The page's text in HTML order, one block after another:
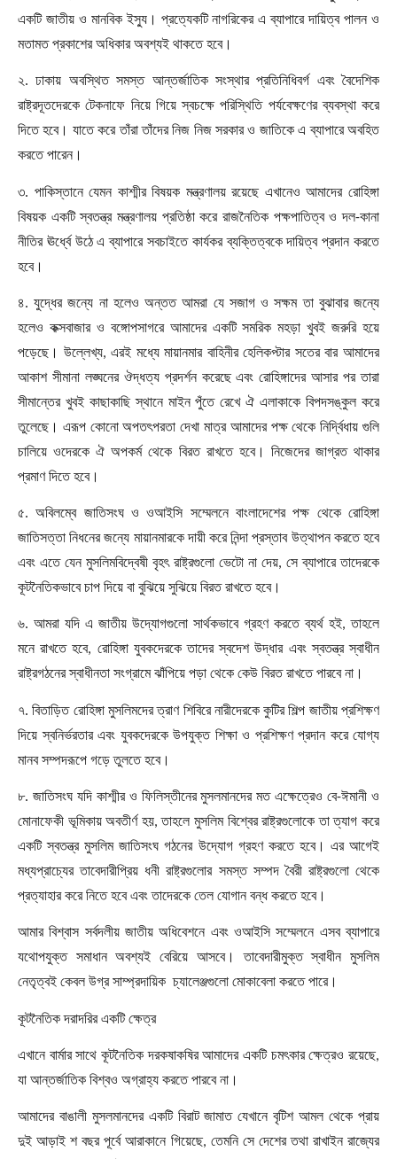
একটি জাতীয় ও মানবিক ইস্যু। প্রত্যেকটি নাগরিকের এ ব্যাপারে দায়িত্ব পালন ও
মতামত প্রকাশের অধিকার অবশ্যই থাকতে হবে।
২. ঢাকায় অবস্থিত সমস্ত আন্তর্জাতিক সংস্থার প্রতিনিধিবর্গ এবং বৈদেশিক
রাষ্ট্রদূতদেরকে টেকনাফে নিয়ে গিয়ে স্বচক্ষে পরিস্থিতি পর্যবেক্ষণের ব্যবস্থা করে
দিতে হবে। যাতে করে তাঁরা তাঁদের নিজ নিজ সরকার ও জাতিকে এ ব্যাপারে অবহিত
করতে পারেন।
৩. পাকিস্তানে যেমন কাশ্মীর বিষয়ক মন্ত্রণালয় রয়েছে এখানেও আমাদের রোহিঙ্গা
বিষয়ক একটি স্বতন্ত্র মন্ত্রণালয় প্রতিষ্ঠা করে রাজনৈতিক পক্ষপাতিত্ব ও দল-কানা
নীতির ঊর্ধ্বে উঠে এ ব্যাপারে সবচাইতে কার্যকর ব্যক্তিত্বকে দায়িত্ব প্রদান করতে
হবে।
৪. যুদ্ধের জন্যে না হলেও অন্তত আমরা যে সজাগ ও সক্ষম তা বুঝাবার জন্যে
হলেও কক্সবাজার ও বঙ্গোপসাগরে আমাদের একটি সমরিক মহড়া খুবই জরুরি হয়ে
পড়েছে। উল্লেখ্য,এরই মধ্যে মায়ানমার বাহিনীর হেলিকপ্টার সতের বার আমাদের
আকাশ সীমানা লঙ্ঘনের ঔদ্ধত্য প্রদর্শন করেছে এবং রোহিঙ্গাদের আসার পর তারা
সীমান্তের খুবই কাছাকাছি স্থানে মাইন পুঁতে রেখে ঐ এলাকাকে বিপদসঙ্কুল করে
তুলেছে। এরূপ কোনো অপতৎপরতা দেখা মাত্র আমাদের পক্ষ থেকে নির্দ্বিধায় গুলি
চালিয়ে ওদেরকে ঐ অপকর্ম থেকে বিরত রাখতে হবে। নিজেদের জাগ্রত থাকার
প্রমাণ দিতে হবে।
৫. অবিলম্বে জাতিসংঘ ও ওআইসি সম্মেলনে বাংলাদেশের পক্ষ থেকে রোহিঙ্গা
জাতিসত্তা নিধনের জন্যে মায়ানমারকে দায়ী করে নিন্দা প্রস্তাব উত্থাপন করতে হবে
এবং এতে যেন মুসলিমবিদ্বেষী বৃহৎ রাষ্ট্রগুলো ভেটো না দেয়, সে ব্যাপারে তাদেরকে
কূটনৈতিকভাবে চাপ দিয়ে বা বুঝিয়ে সুঝিয়ে বিরত রাখতে হবে।
৬. আমরা যদি এ জাতীয় উদ্যোগগুলো সার্থকভাবে গ্রহণ করতে ব্যর্থ হই,তাহলে
মনে রাখতে হবে, রোহিঙ্গা যুবকদেরকে তাদের স্বদেশ উদ্ধার এবং স্বতন্ত্র স্বাধীন
রাষ্ট্রগঠনের স্বাধীনতা সংগ্রামে ঝাঁপিয়ে পড়া থেকে কেউ বিরত রাখতে পারবে না।
৭. বিতাড়িত রোহিঙ্গা মুসলিমদের ত্রাণ শিবিরে নারীদেরকে কুটির শিল্প জাতীয় প্রশিক্ষণ
দিয়ে স্বনির্ভরতার এবং যুবকদেরকে উপযুক্ত শিক্ষা ও প্রশিক্ষণ প্রদান করে যোগ্য
মানব সম্পদরূপে গড়ে তুলতে হবে।
৮. জাতিসংঘ যদি কাশ্মীর ও ফিলিস্তীনের মুসলমানদের মত এক্ষেত্রেও বে-ঈমানী ও
মোনাফেকী ভূমিকায় অবতীর্ণ হয়,তাহলে মুসলিম বিশ্বের রাষ্ট্রগুলোকে তা ত্যাগ করে
একটি স্বতন্ত্র মুসলিম জাতিসংঘ গঠনের উদ্যোগ গ্রহণ করতে হবে। এর আগেই
মধ্যপ্রাচ্যের তাবেদারীপ্রিয় ধনী রাষ্ট্রগুলোর সমস্ত সম্পদ বৈরী রাষ্ট্রগুলো থেকে
প্রত্যাহার করে নিতে হবে এবং তাদেরকে তেল যোগান বন্ধ করতে হবে।
আমার বিশ্বাস সর্বদলীয় জাতীয় অধিবেশনে এবং ওআইসি সম্মেলনে এসব ব্যাপারে
যথোপযুক্ত সমাধান অবশ্যই বেরিয়ে আসবে। তাবেদারীমুক্ত স্বাধীন মুসলিম
নেতৃত্বই কেবল উগ্র সাম্প্রদায়িক চ্যালেঞ্জগুলো মোকাবেলা করতে পারে।
কূটনৈতিক দরাদরির একটি ক্ষেত্র
এখানে বার্মার সাথে কূটনৈতিক দরকষাকষির আমাদের একটি চমৎকার ক্ষেত্রও রয়েছে,
যা আন্তর্জাতিক বিশ্বও অগ্রাহ্য করতে পারবে না।
আমাদের বাঙালী মুসলমানদের একটি বিরাট জামাত যেখানে বৃটিশ আমল থেকে প্রায়
দুই আড়াই শ বছর পূর্বে আরাকানে গিয়েছে, তেমনি সে দেশের তথা রাখাইন রাজ্যের